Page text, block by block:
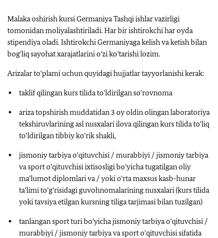
Malaka oshirish kursi Germaniya Tashqi ishlar vazirligi
tomonidan moliyalashtiriladi. Har bir ishtirokchi har oyda
stipendiya oladi. Ishtirokchi Germaniyaga kelish va ketish bilan
bog'liq sayohat xarajatlarini o’zi ko’tarishi lozim.
Arizalar to'plami uchun quyidagi hujjatlar tayyorlanishi kerak:
taklif qilingan kurs tilida to'ldirilgan so'rovnoma
ariza topshirish muddatidan 3 oy oldin olingan laboratoriya
tekshiruvlarining asl nusxalari ilova qilingan kurs tilida to'liq
to'ldirilgan tibbiy ko'rik shakli,
jismoniy tarbiya o'qituvchisi / murabbiyi / jismoniy tarbiya
va sport o'qituvchisi ixtisosligi bo'yicha tugatilgan oliy
ma'lumot diplomlari va / yoki o'rta maxsus kasb-hunar
ta'limi to'g'risidagi guvohnomalarining nusxalari (kurs tilida
yoki tavsiya etilgan kursning tiliga tarjimasi bilan tuzilgan)
tanlangan sport turi bo'yicha jismoniy tarbiya o'qituvchisi /
murabbiyi / jismoniy tarbiya va sport o'qituvchisi sifatida